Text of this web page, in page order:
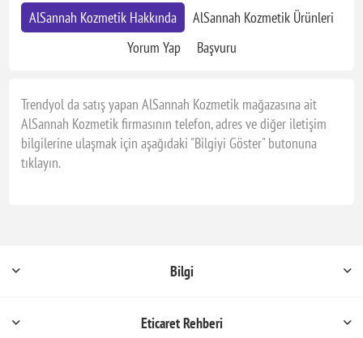
AlSannah Kozmetik Hakkında
AlSannah Kozmetik Ürünleri
Yorum Yap
Başvuru
Trendyol da satış yapan AlSannah Kozmetik mağazasına ait
AlSannah Kozmetik firmasının telefon, adres ve diğer iletişim
bilgilerine ulaşmak için aşağıdaki "Bilgiyi Göster" butonuna
tıklayın.
Bilgi
Eticaret Rehberi